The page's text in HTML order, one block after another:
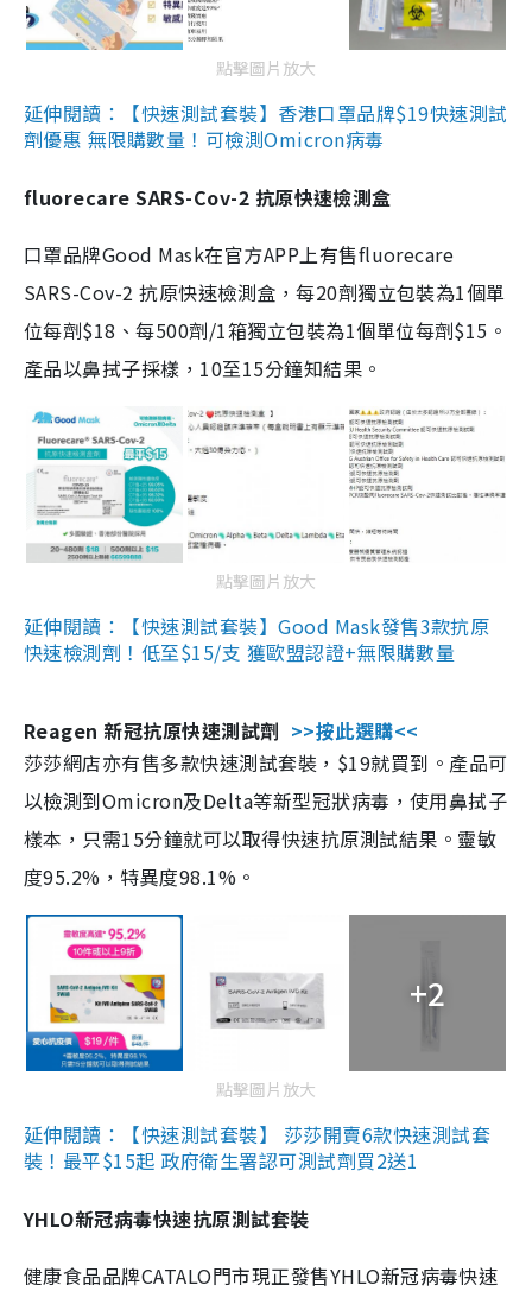
點擊圖片放大
延伸閱讀：【快速測試套裝】香港口罩品牌$19快速測試
劑優惠 無限購數量！可檢測Omicron病毒
fluorecare SARS-Cov-2 抗原快速檢測盒
口罩品牌Good Mask在官方APP上有售fluorecare
SARS-Cov-2 抗原快速檢測盒，每20劑獨立包裝為1個單
位每劑$18、每500劑/1箱獨立包裝為1個單位每劑$15。
產品以鼻拭子採樣，10至15分鐘知結果。
點擊圖片放大
延伸閱讀：【快速測試套裝】Good Mask發售3款抗原
快速檢測劑！低至$15/支 獲歐盟認證+無限購數量
Reagen 新冠抗原快速測試劑 >>按此選購<<
莎莎網店亦有售多款快速測試套裝，$19就買到。產品可
以檢測到Omicron及Delta等新型冠狀病毒，使用鼻拭子
樣本，只需15分鐘就可以取得快速抗原測試結果。靈敏
度95.2%，特異度98.1%。
+2
點擊圖片放大
延伸閱讀：【快速測試套裝】 莎莎開賣6款快速測試套
裝！最平$15起 政府衛生署認可測試劑買2送1
YHLO新冠病毒快速抗原測試套裝
健康食品品牌CATALO門市現正發售YHLO新冠病毒快速